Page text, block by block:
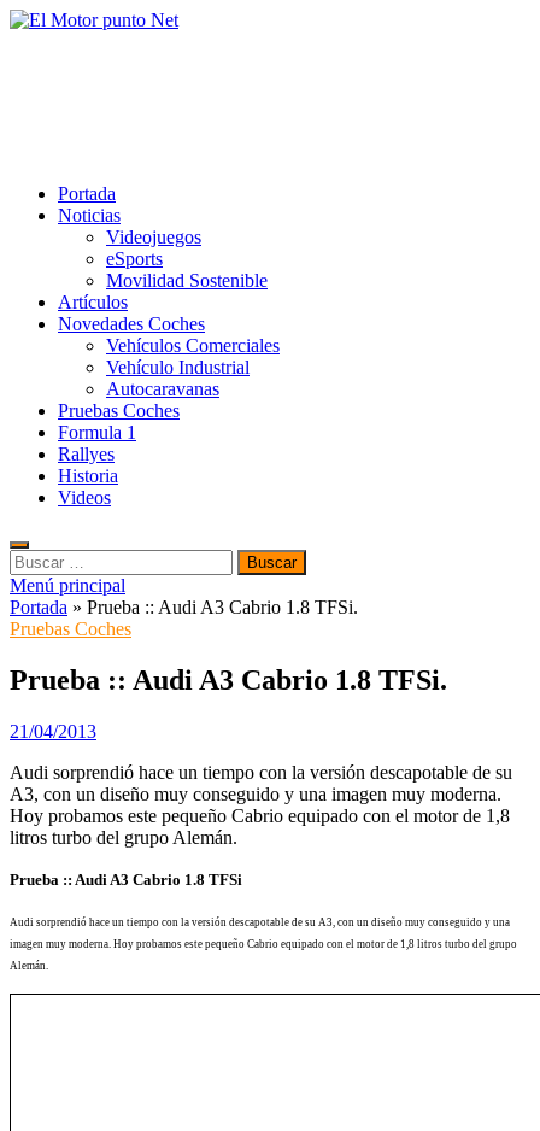
Saltar
Portada
Noticias
Videojuegos
eSports
Movilidad Sostenible
Artículos
Novedades Coches
Vehículos Comerciales
Vehículo Industrial
Autocaravanas
Pruebas Coches
Formula 1
Rallyes
Historia
Videos
Buscar:
Menú principal
Portada » Prueba :: Audi A3 Cabrio 1.8 TFSi.
Pruebas Coches
Prueba :: Audi A3 Cabrio 1.8 TFSi.
21/04/2013
Audi sorprendió hace un tiempo con la versión descapotable de su
A3, con un diseño muy conseguido y una imagen muy moderna.
Hoy probamos este pequeño Cabrio equipado con el motor de 1,8
litros turbo del grupo Alemán.
Prueba :: Audi A3 Cabrio 1.8 TFSi
Audi sorprendió hace un tiempo con la versión descapotable de su A3, con un diseño muy conseguido y una
imagen muy moderna. Hoy probamos este pequeño Cabrio equipado con el motor de 1,8 litros turbo del grupo
Alemán.